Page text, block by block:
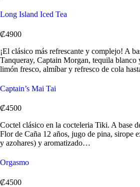
Long Island Iced Tea
₡4900
¡El clásico más refrescante y complejo! A
Tanqueray, Captain Morgan, tequila
limón fresco, almíbar y refresco de cola
Captain’s Mai Tai
₡4500
Coctel clásico en la cocteleria Tiki. A base
Flor de Caña 12 años, jugo de pina, sirope
y azohares) y aromatizado…
Orgasmo
₡4500